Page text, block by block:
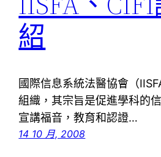
紹
國際信息系統法醫協會（
組織，其宗旨是促進學科的
宣講福音，教育和認證…
14 10 月, 2008